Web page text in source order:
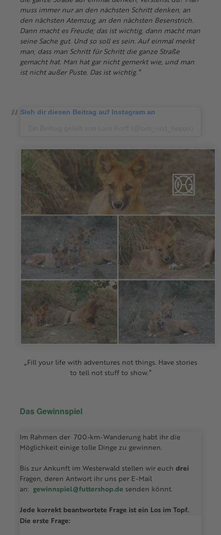
muss immer nur an den nächsten Schritt denken, an
den nächsten Atemzug, an den nächsten Besenstrich.
Dann macht es Freude; das ist wichtig, dann macht man
seine Sache gut. Und so soll es sein. Auf einmal merkt
man, dass man Schritt für Schritt die ganze Straße
gemacht hat. Man hat gar nicht gemerkt wie, und man
ist nicht außer Puste. Das ist wichtig.“
Sieh dir diesen Beitrag auf Instagram an
„Fill your life with adventures not things. Have stories
to tell not stuff to show.“
Das Gewinnspiel
Im Rahmen der 700-km-Wanderung habt ihr die
Möglichkeit einige tolle Dinge zu gewinnen.
Bis zur Ankunft im Westerwald stellen wir euch drei
Fragen, deren Antwort ihr uns per E-Mail
an: gewinnspiel@futtershop.de senden könnt.
Jede korrekt beantwortete Frage ist ein Los im Topf.
Die erste Frage: